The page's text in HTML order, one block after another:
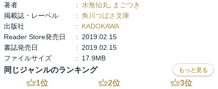
著者
: 水無仙丸
まごつき
掲載誌・レーベル
: 角川つばさ文庫
出版社
:
KADOKAWA
Reader Store発売日
:
2019.02.15
書誌発売日
:
2019.02.15
ファイルサイズ
: 17.9MB
同じジャンルのランキング もっと見る
1位 2位 3位